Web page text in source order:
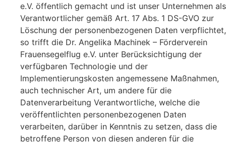
e.V. öffentlich gemacht und ist unser Unternehmen als
Verantwortlicher gemäß Art. 17 Abs. 1 DS-GVO zur
Löschung der personenbezogenen Daten verpflichtet,
so trifft die Dr. Angelika Machinek – Förderverein
Frauensegelflug e.V. unter Berücksichtigung der
verfügbaren Technologie und der
Implementierungskosten angemessene Maßnahmen,
auch technischer Art, um andere für die
Datenverarbeitung Verantwortliche, welche die
veröffentlichten personenbezogenen Daten
verarbeiten, darüber in Kenntnis zu setzen, dass die
betroffene Person von diesen anderen für die